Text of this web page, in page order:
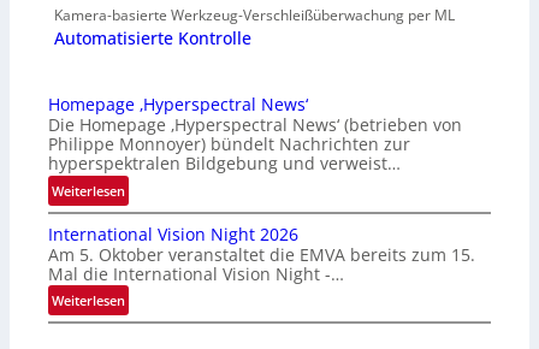
Kamera-basierte Werkzeug-Verschleißüberwachung per ML
Automatisierte Kontrolle
Homepage ‚Hyperspectral News‘
Die Homepage ‚Hyperspectral News‘ (betrieben von
Philippe Monnoyer) bündelt Nachrichten zur
hyperspektralen Bildgebung und verweist…
Weiterlesen:
H
o
m
e
p
a
International Vision Night 2026
Am 5. Oktober veranstaltet die EMVA bereits zum 15.
Mal die International Vision Night -…
Weiterlesen:
I